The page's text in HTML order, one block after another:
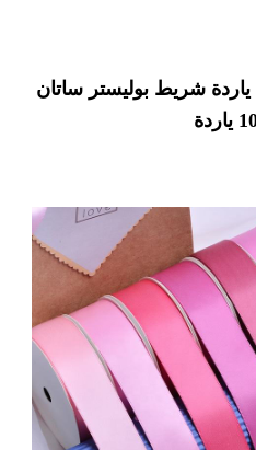
5/8 بوصة 16 ملم 100 ياردة شريط بوليستر ساتان